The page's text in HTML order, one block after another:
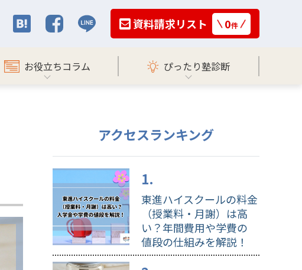
資料請求リスト 0件
お役立ちコラム ぴったり塾診断
アクセスランキング
東進ハイスクールの料金
（授業料・月謝）は高
い？年間費用や学費の
値段の仕組みを解説！